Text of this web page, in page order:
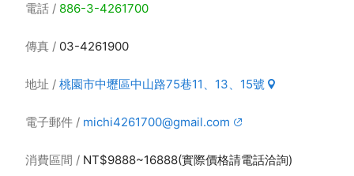
電話 886-3-4261700
傳真 03-4261900
地址 桃園市中壢區中山路75巷11、13、15號
電子郵件 michi4261700@gmail.com
消費區間 NT$9888~16888(實際價格請電話洽詢)